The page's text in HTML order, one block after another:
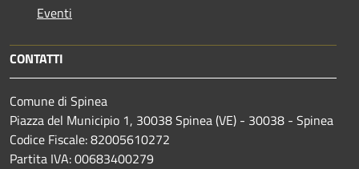
Eventi
CONTATTI
Comune di Spinea
Piazza del Municipio 1, 30038 Spinea (VE) - 30038 - Spinea
Codice Fiscale: 82005610272
Partita IVA: 00683400279